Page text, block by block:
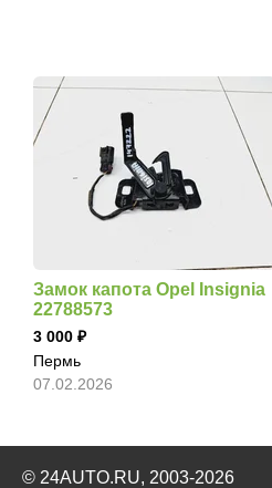
Замок капота Opel Insignia
22788573
3 000
Пермь
07.02.2026
© 24AUTO.RU, 2003-2026